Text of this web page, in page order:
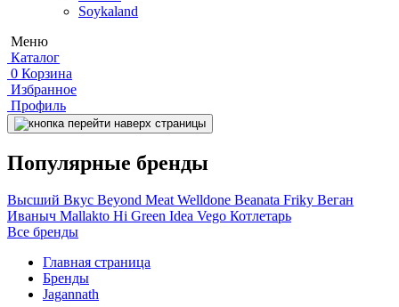
Soykaland
Меню
Каталог
0 Корзина
Избранное
Профиль
Популярные бренды
Высший Вкус Beyond MeatWelldone Beanata Friky Веган
Иваныч Mallakto Hi Green Idea Vego Котлетарь
Все бренды
Главная страница
Бренды
Jagannath